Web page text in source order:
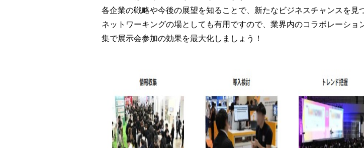
各企業の戦略や今後の展望を知ることで、新たなビジネスチャンスを見
ネットワーキングの場としても有用ですので、業界内のコラボレーシ
集で展示会参加の効果を最大化しましょう！